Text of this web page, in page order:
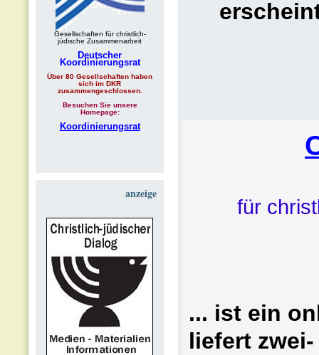
Gesellschaften für christlich-
jüdische Zusammenarbeit
Deutscher
Koordinierungsrat
Über 80 Gesellschaften haben
sich im DKR
zusammengeschlossen.
Besuchen Sie unsere
Homepage:
Koordinierungsrat
anzeige
für
... ist ein
liefert